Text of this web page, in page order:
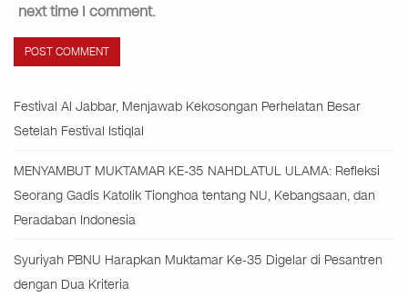
next time I comment.
Festival Al Jabbar, Menjawab Kekosongan Perhelatan Besar
Setelah Festival Istiqlal
MENYAMBUT MUKTAMAR KE-35 NAHDLATUL ULAMA: Refleksi
Seorang Gadis Katolik Tionghoa tentang NU, Kebangsaan, dan
Peradaban Indonesia
Syuriyah PBNU Harapkan Muktamar Ke-35 Digelar di Pesantren
dengan Dua Kriteria